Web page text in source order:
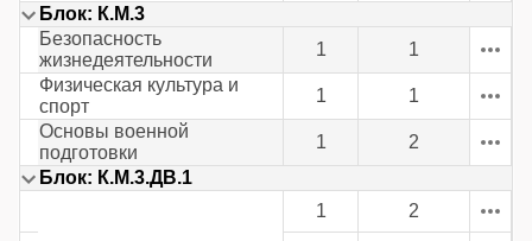
Блок: К.М.3
Безопасность
жизнедеятельности
1
1
Физическая культура и
спорт
1
1
Основы военной
подготовки
1
2
Блок: К.М.3.ДВ.1
1 2